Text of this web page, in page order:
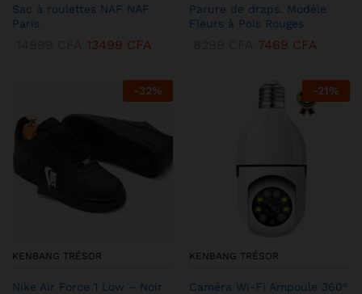
Sac à roulettes NAF NAF
Paris
13499 CFA
Parure de draps. Modèle
Fleurs à Pois Rouges
7469 CFA
-32%
KENBANG TRÉSOR
Nike Air Force 1 Low – Noir
-21%
KENBANG TRÉSOR
Caméra Wi-Fi Ampoule 360°